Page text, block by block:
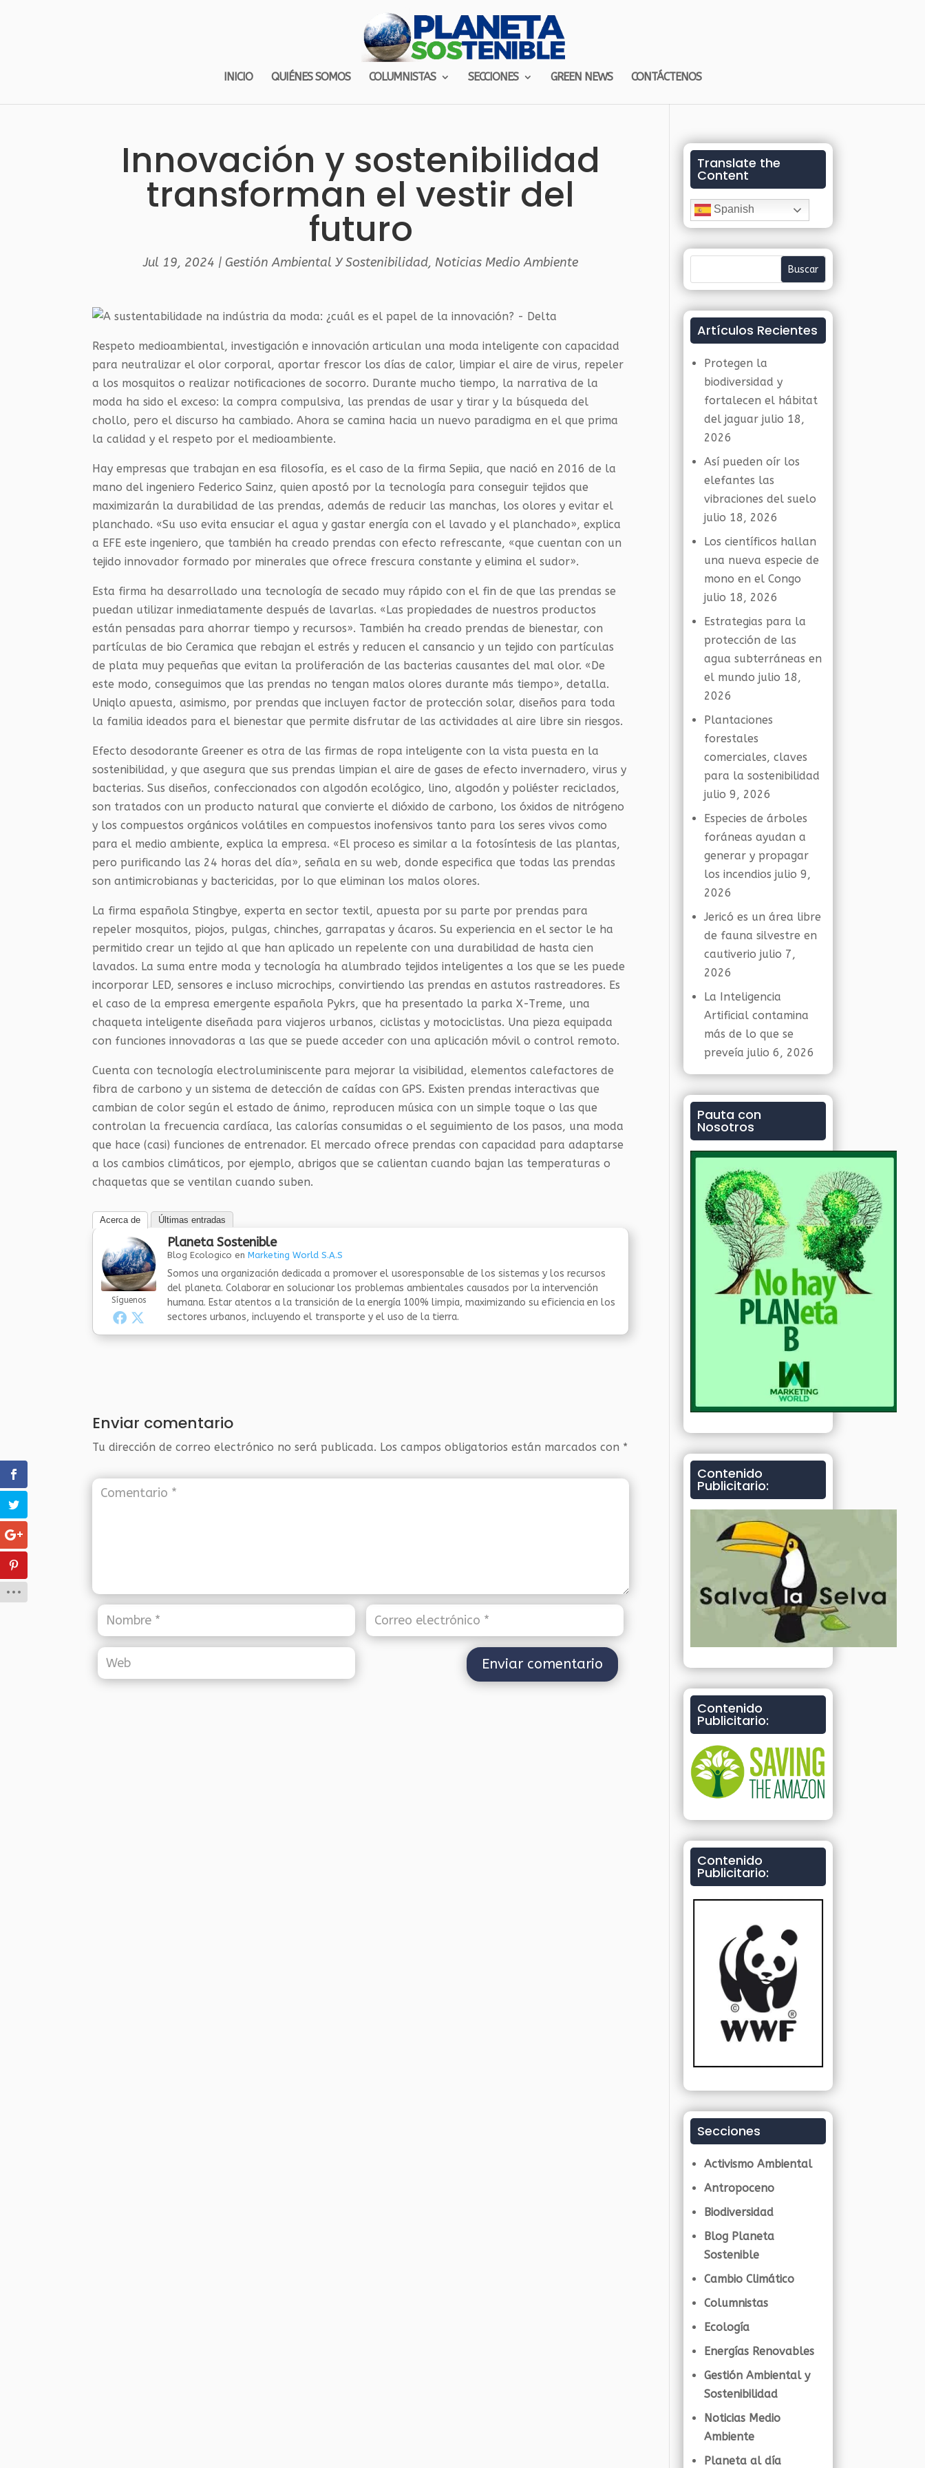
INICIO QUIÉNES SOMOS COLUMNISTAS SECCIONES GREEN NEWS CONTÁCTENOS
Innovación y sostenibilidad
transforman el vestir del
futuro
Jul 19, 2024 | Gestión Ambiental Y Sostenibilidad,Noticias Medio Ambiente
Respeto medioambiental, investigación e innovación articulan una moda inteligente con capacidad
para neutralizar el olor corporal, aportar frescor los días de calor, limpiar el aire de virus, repeler
a los mosquitos o realizar notificaciones de socorro. Durante mucho tiempo, la narrativa de la
moda ha sido el exceso: la compra compulsiva, las prendas de usar y tirar y la búsqueda del
chollo, pero el discurso ha cambiado. Ahora se camina hacia un nuevo paradigma en el que prima
la calidad y el respeto por el medioambiente.
Hay empresas que trabajan en esa filosofía, es el caso de la firma Sepiia, que nació en 2016 de la
mano del ingeniero Federico Sainz, quien apostó por la tecnología para conseguir tejidos que
maximizarán la durabilidad de las prendas, además de reducir las manchas, los olores y evitar el
planchado. «Su uso evita ensuciar el agua y gastar energía con el lavado y el planchado», explica
a EFE este ingeniero, que también ha creado prendas con efecto refrescante, «que cuentan con un
tejido innovador formado por minerales que ofrece frescura constante y elimina el sudor».
Esta firma ha desarrollado una tecnología de secado muy rápido con el fin de que las prendas se
puedan utilizar inmediatamente después de lavarlas. «Las propiedades de nuestros productos
están pensadas para ahorrar tiempo y recursos». También ha creado prendas de bienestar, con
partículas de bio Ceramica que rebajan el estrés y reducen el cansancio y un tejido con partículas
de plata muy pequeñas que evitan la proliferación de las bacterias causantes del mal olor. «De
este modo, conseguimos que las prendas no tengan malos olores durante más tiempo», detalla.
Uniqlo apuesta, asimismo, por prendas que incluyen factor de protección solar, diseños para toda
la familia ideados para el bienestar que permite disfrutar de las actividades al aire libre sin riesgos.
Efecto desodorante Greener es otra de las firmas de ropa inteligente con la vista puesta en la
sostenibilidad, y que asegura que sus prendas limpian el aire de gases de efecto invernadero, virus y
bacterias. Sus diseños, confeccionados con algodón ecológico, lino, algodón y poliéster reciclados,
son tratados con un producto natural que convierte el dióxido de carbono, los óxidos de nitrógeno
y los compuestos orgánicos volátiles en compuestos inofensivos tanto para los seres vivos como
para el medio ambiente, explica la empresa. «El proceso es similar a la fotosíntesis de las plantas,
pero purificando las 24 horas del día», señala en su web, donde especifica que todas las prendas
son antimicrobianas y bactericidas, por lo que eliminan los malos olores.
La firma española Stingbye, experta en sector textil, apuesta por su parte por prendas para
repeler mosquitos, piojos, pulgas, chinches, garrapatas y ácaros. Su experiencia en el sector le ha
permitido crear un tejido al que han aplicado un repelente con una durabilidad de hasta cien
lavados. La suma entre moda y tecnología ha alumbrado tejidos inteligentes a los que se les puede
incorporar LED, sensores e incluso microchips, convirtiendo las prendas en astutos rastreadores. Es
el caso de la empresa emergente española Pykrs, que ha presentado la parka X-Treme, una
chaqueta inteligente diseñada para viajeros urbanos, ciclistas y motociclistas. Una pieza equipada
con funciones innovadoras a las que se puede acceder con una aplicación móvil o control remoto.
Cuenta con tecnología electroluminiscente para mejorar la visibilidad, elementos calefactores de
fibra de carbono y un sistema de detección de caídas con GPS. Existen prendas interactivas que
cambian de color según el estado de ánimo, reproducen música con un simple toque o las que
controlan la frecuencia cardíaca, las calorías consumidas o el seguimiento de los pasos, una moda
que hace (casi) funciones de entrenador. El mercado ofrece prendas con capacidad para adaptarse
a los cambios climáticos, por ejemplo, abrigos que se calientan cuando bajan las temperaturas o
chaquetas que se ventilan cuando suben.
Acerca de Últimas entradas
Síguenos
Planeta Sostenible
Blog Ecologico enMarketing World S.A.S
Somos una organización dedicada a promover el usoresponsable de los sistemas y los recursos
del planeta. Colaborar en solucionar los problemas ambientales causados por la intervención
humana. Estar atentos a la transición de la energía 100% limpia, maximizando su eficiencia en los
sectores urbanos, incluyendo el transporte y el uso de la tierra.
Enviar comentario
Tu dirección de correo electrónico no será publicada. Los campos obligatorios están marcados con *
Translate the
Content
Spanish
Artículos Recientes
Protegen la
biodiversidad y
fortalecen el hábitat
del jaguar julio 18,
2026
Así pueden oír los
elefantes las
vibraciones del suelo
julio 18, 2026
Los científicos hallan
una nueva especie de
mono en el Congo
julio 18, 2026
Estrategias para la
protección de las
agua subterráneas en
el mundo julio 18,
2026
Plantaciones
forestales
comerciales, claves
para la sostenibilidad
julio 9, 2026
Especies de árboles
foráneas ayudan a
generar y propagar
los incendios julio 9,
2026
Jericó es un área libre
de fauna silvestre en
cautiverio julio 7,
2026
La Inteligencia
Artificial contamina
más de lo que se
preveía julio 6, 2026
Pauta con
Nosotros
Contenido
Publicitario:
Contenido
Publicitario:
Contenido
Publicitario:
Secciones
Activismo Ambiental
Antropoceno
Biodiversidad
Blog Planeta
Sostenible
Cambio Climático
Columnistas
Ecología
Energías Renovables
Gestión Ambiental y
Sostenibilidad
Noticias Medio
Ambiente
Planeta al día